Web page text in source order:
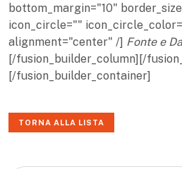
bottom_margin="10"
icon_circle=""
alignment="center" /] Fonte e
[/fusion_builder_column][/
[/fusion_builder_container]
TORNA ALLA LISTA